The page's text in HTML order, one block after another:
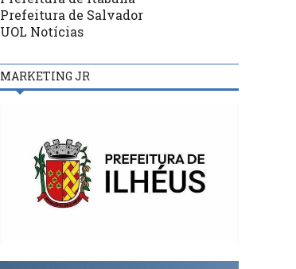
Prefeitura de Salvador
UOL Notícias
MARKETING JR